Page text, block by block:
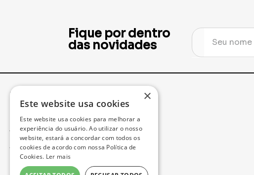
Fique por dentro
das novidades
Institucional
Acompanhe seu Pedido
Trocas e Devoluções
Política de Privacidade
×
Este website usa cookies
Este website usa cookies para melhorar a
experiência do usuário. Ao utilizar o nosso
website, estará a concordar com todos os
cookies de acordo com nossa Política de
Cookies. Ler mais